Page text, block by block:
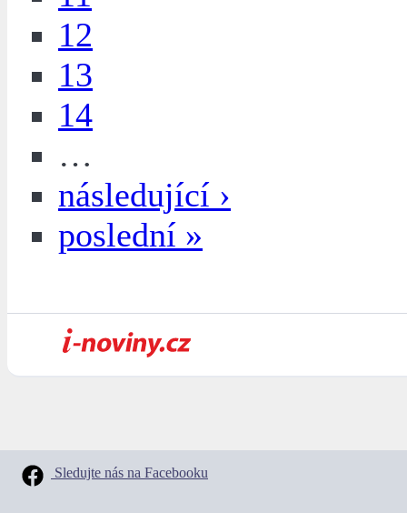
12
13
14
…
následující ›
poslední »
Sledujte nás na Facebooku